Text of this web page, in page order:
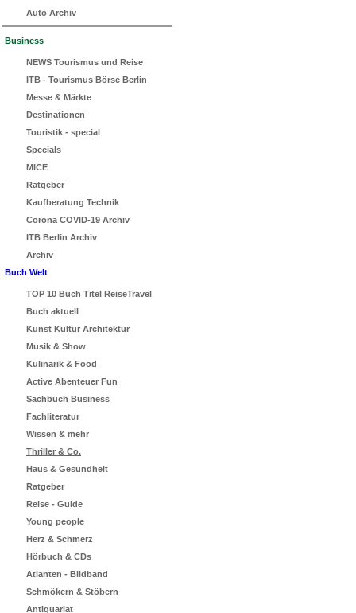
Auto Archiv
Business
NEWS Tourismus und Reise
ITB - Tourismus Börse Berlin
Messe & Märkte
Destinationen
Touristik - special
Specials
MICE
Ratgeber
Kaufberatung Technik
Corona COVID-19 Archiv
ITB Berlin Archiv
Archiv
Buch Welt
TOP 10 Buch Titel ReiseTravel
Buch aktuell
Kunst Kultur Architektur
Musik & Show
Kulinarik & Food
Active Abenteuer Fun
Sachbuch Business
Fachliteratur
Wissen & mehr
Thriller & Co.
Haus & Gesundheit
Ratgeber
Reise - Guide
Young people
Herz & Schmerz
Hörbuch & CDs
Atlanten - Bildband
Schmökern & Stöbern
Antiquariat